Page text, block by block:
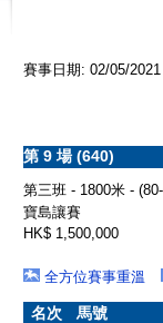
賽事日期: 02/05/
第 9 場 (640)
第三班 - 1800米 -
寶島讓賽
HK$ 1,500,000
全方位賽事重溫
名次 馬號